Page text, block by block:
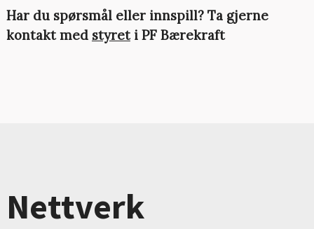
Har du spørsmål eller innspill? Ta gjerne
kontakt med styreti PF Bærekraft
Nettverk